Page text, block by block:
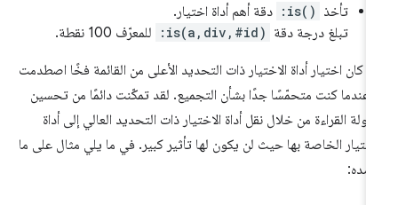
تأخذ :is() دقة أهم أداة اختيار.
تبلغ درجة دقة :is(a,div,#id) للمعرّف 100 نقطة.
كان اختيار أداة الاختيار ذات التحديد الأعلى من القائمة فخًا اصطدمت
عندما كنت متحمّسًا جدًا بشأن التجميع. لقد تمكّنت دائمًا من تحسين
القراءة من خلال نقل أداة الاختيار ذات التحديد العالي إلى أداة
الخاصة بها حيث لن يكون لها تأثير كبير. في ما يلي مثال على ما